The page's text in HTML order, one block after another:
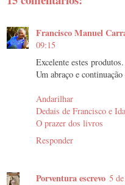
Francisco Manuel
09:15
Excelente estes produtos.
Um abraço e
Andarilhar
Dedais de Francisco e
O prazer dos livros
Responder
Porventura escrevo 5